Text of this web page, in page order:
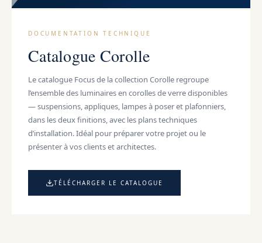
PDF
DOCUMENTATION TECHNIQUE
Catalogue Corolle
Le catalogue Focus de la collection Corolle regroupe
l’ensemble des luminaires en corolles de verredisponibles
— suspensions, appliques, lampes à poser et plafonniers,
dans les deux finitions, avec les plans techniques
d’installation. Idéal pour préparer votre projet ou le
présenter à vos clients et architectes.
TÉLÉCHARGER LE CATALOGUE